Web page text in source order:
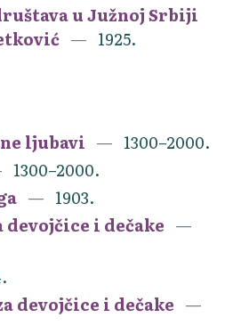
u Južnoj Srbiji
1925.
ljubavi
1300–2000.
1300–2000.
1903.
i dečake
devojčice i dečake